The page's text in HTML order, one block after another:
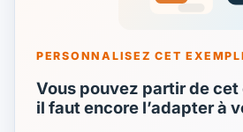
PERSONNALISEZ CET
Vous pouvez partir de
il faut encore l’adapter à